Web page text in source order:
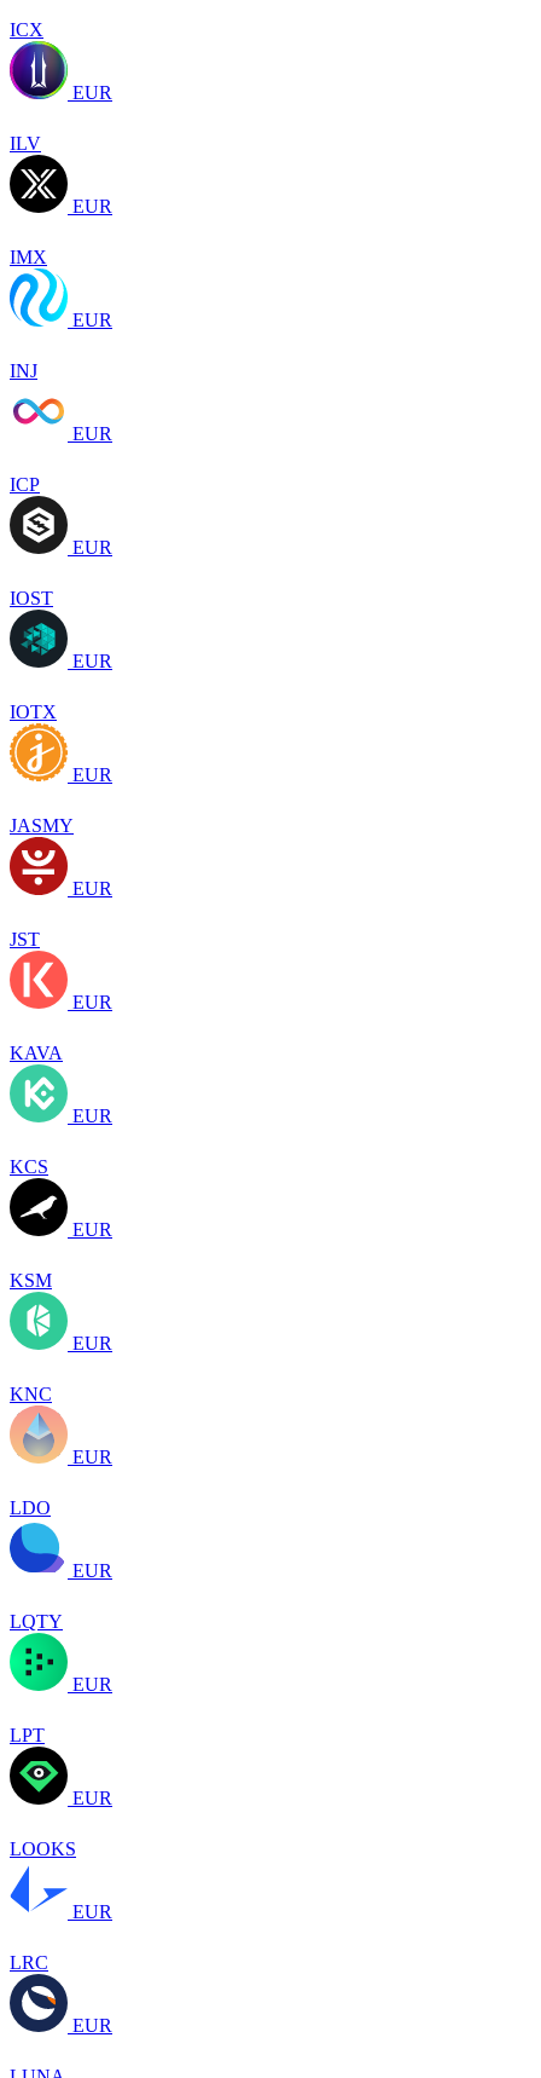
ICX
EUR
ILV
EUR
IMX
EUR
INJ
EUR
ICP
EUR
IOST
EUR
IOTX
EUR
JASMY
EUR
JST
EUR
KAVA
EUR
KCS
EUR
KSM
EUR
KNC
EUR
LDO
EUR
LQTY
EUR
LPT
EUR
LOOKS
EUR
LRC
EUR